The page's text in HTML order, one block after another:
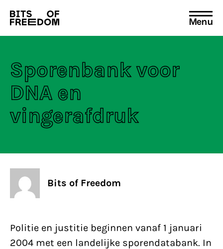
Search
for:
Menu
Sporenbank voor
DNA en
vingerafdruk
Bits of Freedom
Politie en justitie beginnen vanaf 1 januari
2004 met een landelijke sporendatabank. In